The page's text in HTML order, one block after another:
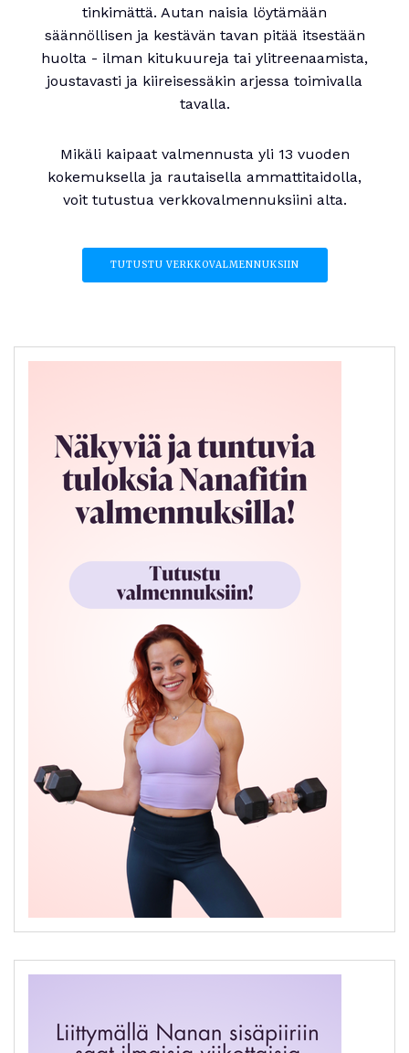
tinkimättä. Autan naisia löytämään
säännöllisen ja kestävän tavan pitää itsestään
huolta - ilman kitukuureja tai ylitreenaamista,
joustavasti ja kiireisessäkin arjessa toimivalla
tavalla.
Mikäli kaipaat valmennusta yli 13 vuoden
kokemuksella ja rautaisella ammattitaidolla,
voit tutustua verkkovalmennuksiini alta.
TUTUSTU VERKKOVALMENNUKSIIN